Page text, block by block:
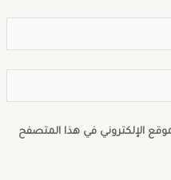
الإلكتروني في هذا المتصفح